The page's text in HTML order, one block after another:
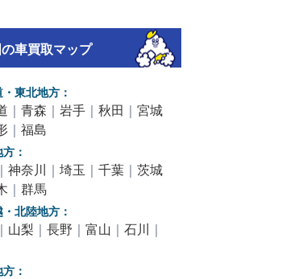
車買取マップ
東北地方：
｜ 青森 ｜ 岩手｜ 秋田 ｜ 宮城
｜ 福島
：
神奈川 ｜ 埼玉 ｜ 千葉｜ 茨城
｜ 群馬
北陸地方：
｜ 山梨 ｜ 長野 ｜ 富山 ｜ 石川 ｜
：